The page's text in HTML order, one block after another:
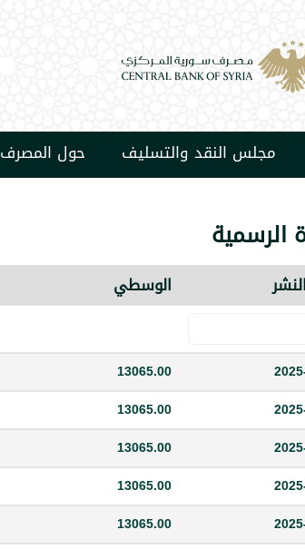
مجلس النقد والتسليف حول المصرف
الرسمية
الوسطي
13065.00
13065.00
13065.00
13065.00
13065.00